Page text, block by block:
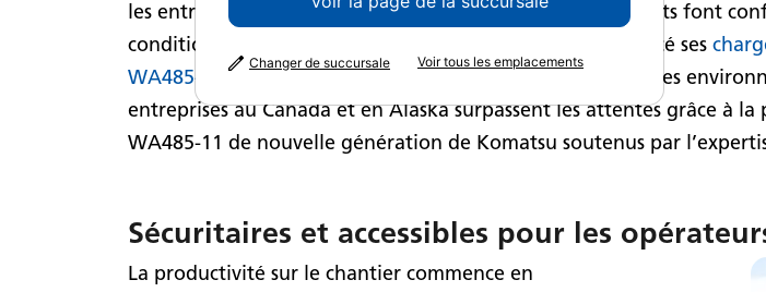
les entreprises de construction et les producteurs d’agrégats font
conditions d’utilisation les plus exigeantes.
a lancé ses
WA485-11
, afin d’offrir des performances optimales dans les
entreprises au Canada et en Alaska surpassent les attentes grâce à
WA485-11 de nouvelle génération de Komatsu soutenus par
Sécuritaires et accessibles pour les
La productivité sur le chantier commence en
Changer de succursale Voir tous les emplacements